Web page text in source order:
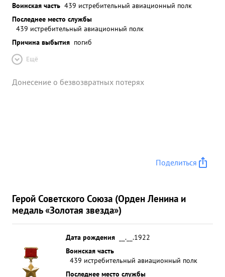
Воинская часть 439 истребительный авиационный полк
Последнее место службы
439 истребительный авиационный полк
Причина выбытия погиб
Ещё
Донесение о безвозвратных потерях
Поделиться
Герой Советского Союза (Орден Ленина и
медаль «Золотая звезда»)
Дата рождения
__.__.1922
Воинская часть
439 истребительный авиационный полк
Последнее место службы